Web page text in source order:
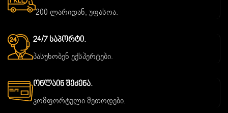
200 ლარიდან, უფასოა.
24/7 Საპორტი.
პასუხობენ ექსპერტები.
Ონლაინ Შეძენა.
კომფორტული მეთოდები.